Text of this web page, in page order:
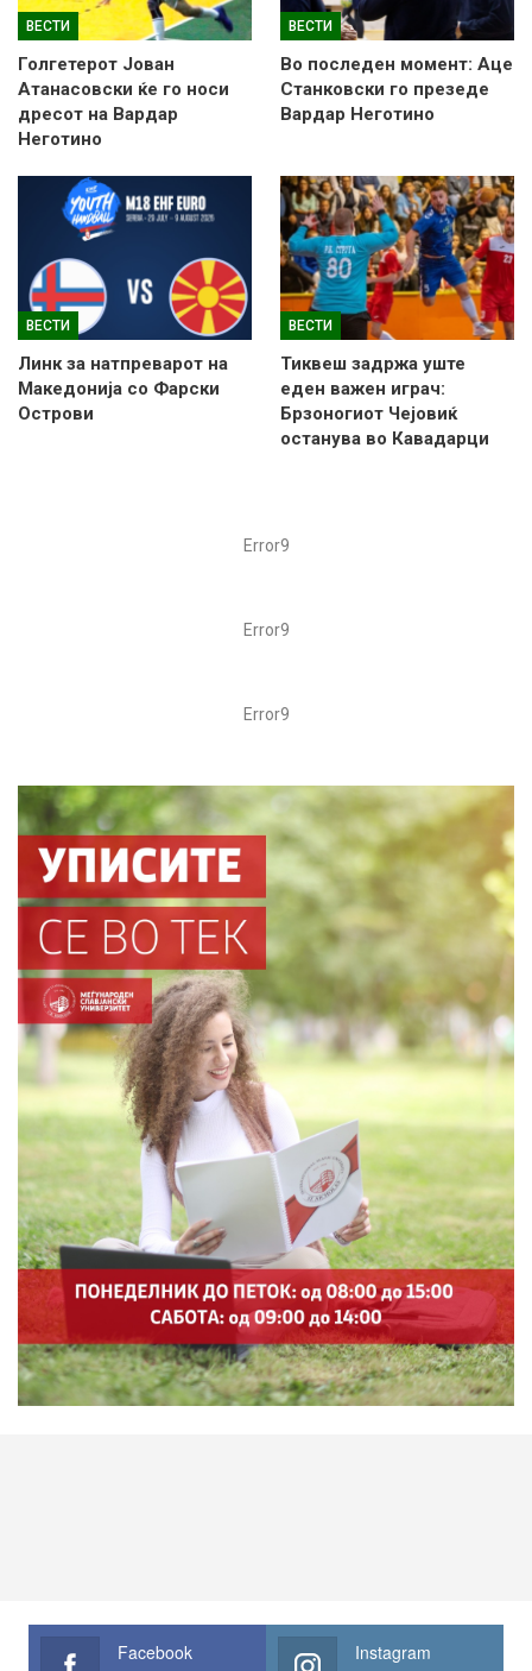
ВЕСТИ
Голгетерот Јован
Атанасовски ќе го носи
дресот на Вардар
Неготино
ВЕСТИ
Во последен момент: Аце
Станковски го презеде
Вардар Неготино
ВЕСТИ
Линк за натпреварот на
Македонија со Фарски
Острови
ВЕСТИ
Тиквеш задржа уште
еден важен играч:
Брзоногиот Чејовиќ
останува во Кавадарци
Error9
Error9
Error9
Facebook Instagram